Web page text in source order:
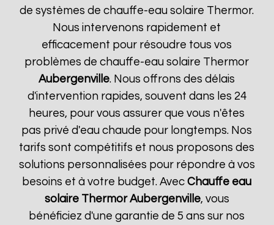
de systèmes de chauffe-eau solaire Thermor.
Nous intervenons rapidement et
efficacement pour résoudre tous vos
problèmes de chauffe-eau solaire Thermor
Aubergenville. Nous offrons des délais
d'intervention rapides, souvent dans les 24
heures, pour vous assurer que vous n'êtes
pas privé d'eau chaude pour longtemps. Nos
tarifs sont compétitifs et nous proposons des
solutions personnalisées pour répondre à vos
besoins et à votre budget. AvecChauffe eau
solaire Thermor Aubergenville, vous
bénéficiez d'une garantie de 5 ans sur nos